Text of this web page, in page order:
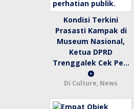
Kondisi Terkini
Prasasti Kampak di
Museum Nasional,
Ketua DPRD
Trenggalek Cek Pe…
Di Culture, News